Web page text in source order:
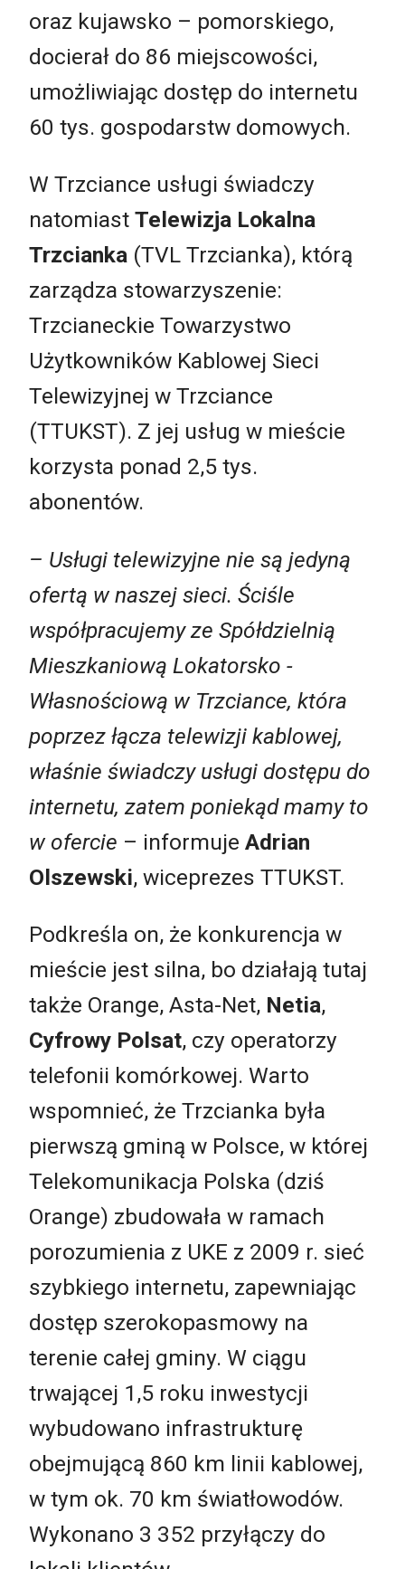
oraz kujawsko – pomorskiego,
docierał do 86 miejscowości,
umożliwiając dostęp do internetu
60 tys. gospodarstw domowych.
W Trzciance usługi świadczy
natomiast Telewizja Lokalna
Trzcianka (TVL Trzcianka), którą
zarządza stowarzyszenie:
Trzcianeckie Towarzystwo
Użytkowników Kablowej Sieci
Telewizyjnej w Trzciance
(TTUKST). Z jej usług w mieście
korzysta ponad 2,5 tys.
abonentów.
– Usługi telewizyjne nie są jedyną
ofertą w naszej sieci. Ściśle
współpracujemy ze Spółdzielnią
Mieszkaniową Lokatorsko -
Własnościową w Trzciance, która
poprzez łącza telewizji kablowej,
właśnie świadczy usługi dostępu do
internetu, zatem poniekąd mamy to
w ofercie – informuje Adrian
Olszewski, wiceprezes TTUKST.
Podkreśla on, że konkurencja w
mieście jest silna, bo działają tutaj
także Orange, Asta-Net, Netia,
Cyfrowy Polsat, czy operatorzy
telefonii komórkowej. Warto
wspomnieć, że Trzcianka była
pierwszą gminą w Polsce, w której
Telekomunikacja Polska (dziś
Orange) zbudowała w ramach
porozumienia z UKE z 2009 r. sieć
szybkiego internetu, zapewniając
dostęp szerokopasmowy na
terenie całej gminy. W ciągu
trwającej 1,5 roku inwestycji
wybudowano infrastrukturę
obejmującą 860 km linii kablowej,
w tym ok. 70 km światłowodów.
Wykonano 3 352 przyłączy do